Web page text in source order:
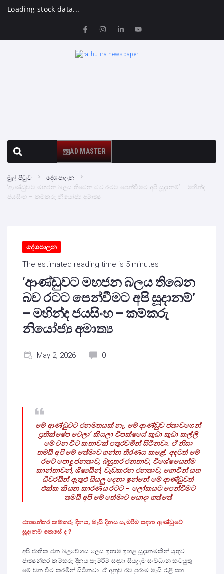
Loading stock data...
AD MASTER
මුල් පිටුව
දේශපාලන
‘ආණ්ඩුවට මහජන බලය තිබෙන බව රටට පෙන්වීමට අපි සූදානම්’ – මහින්ද
ජයසිංහ – කම්කරු නියෝජ්‍ය අමාත්‍ය
දේශපාලන
The estimated reading time is 5 minutes
‘ආණ්ඩුවට මහජන බලය තිබෙන
බව රටට පෙන්වීමට අපි සූදානම්’
– මහින්ද ජයසිංහ – කම්කරු
නියෝජ්‍ය අමාත්‍ය
May 2, 2026 0
මේ ආණ්ඩුවට ජනමතයක් නෑ, මේ ආණ්ඩුව ජතාවගෙන්
ප්‍රතික්ෂේප වෙලා’ කියලා විපක්ෂයේ කුඩා කුඩා කල්ලි
මේ වන විට කතාවක් පතුරවමින් සිටිනවා. ඒ නිසා
තමයි අපි මේ තේමාව ගන්න තීරණය කළේ. අදටත් මේ
රටේ පොදු ජනතාව, බහුතර ජනතාව, විශේෂයෙන්ම
කාන්තාවන්, ශිෂ්‍යයින්, වැඩකරන ජනතාව, ගොවීන් සහ
ධීවරයින් ඇතුළු සියලු දෙනා ඉන්නේ මේ ආණ්ඩුවත්
එක්ක කියන කාරණය රටට – ලෝකයට පෙන්වීමට
තමයි අපි මේ තේමාව යොදා ගත්තේ
ජාත්‍යන්තර කම්කරු දිනය, මැයි දිනය සැමරීම සඳහා ආණ්ඩුවේ
සූදානම කෙසේ ද ?
අපි ජාතික ජන බලවේගය ලෙස ඉතාම ඉහළ සූදානමකින් යුතුව
ජාත්‍යන්තර කම්කරු දිනය සැමරීම සඳහා සියලුම සංවිධාන කටයුතු
මේ වන විට කරමින් සිටිනවා. ඒ අනුව රට පුරාම මැයි රැළි සහ